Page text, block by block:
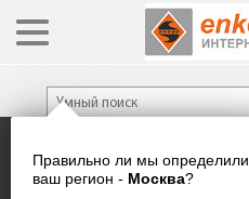
Правильно ли мы определили
ваш регион - Москва?